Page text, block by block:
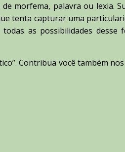
morfema, palavra ou lexia.
tenta capturar uma
as possibilidades desse
Contribua você também